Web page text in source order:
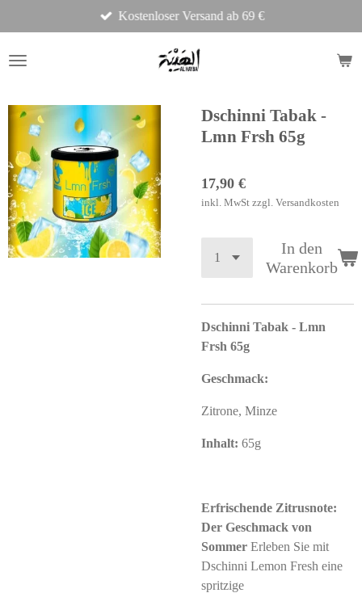
Hauptinhalt
springen
Kostenloser Versand ab 69 €
Dschinni Tabak -
Lmn Frsh 65g
17,90 €
inkl. MwSt zzgl. Versandkosten
In den
Warenkorb
Dschinni Tabak - Lmn
Frsh 65g
Geschmack:
Zitrone, Minze
Inhalt: 65g
Erfrischende Zitrusnote:
Der Geschmack von
Sommer Erleben Sie mit
Dschinni Lemon Fresh eine
spritzige